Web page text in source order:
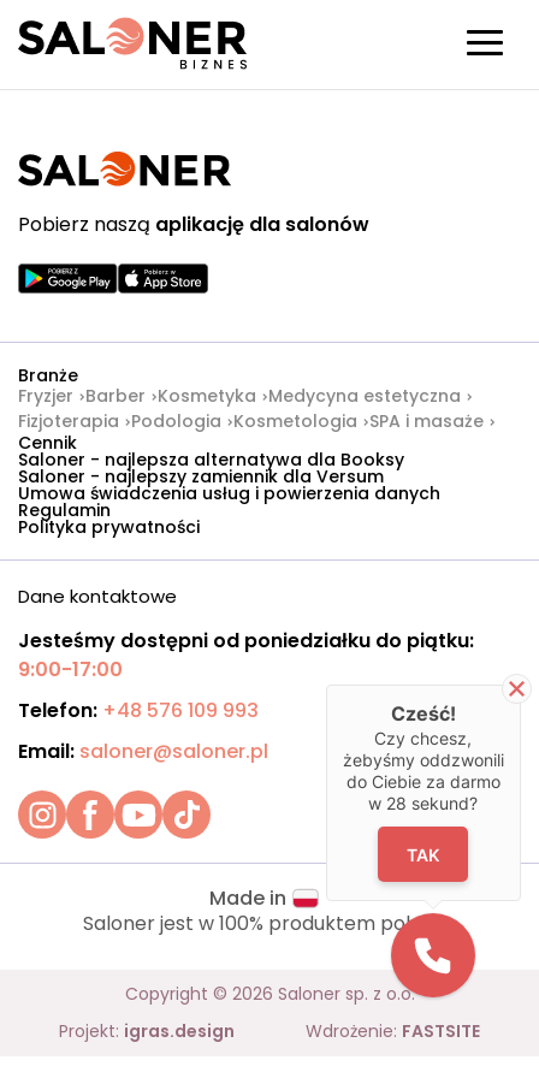
Pobierz naszą aplikację dla salonów
Branże
Fryzjer Barber Kosmetyka Medycyna estetyczna
Fizjoterapia Podologia Kosmetologia SPA i masaże
Cennik
Saloner - najlepsza alternatywa dla Booksy
Saloner - najlepszy zamiennik dla Versum
Umowa świadczenia usług i powierzenia danych
Regulamin
Polityka prywatności
Dane kontaktowe
Jesteśmy dostępni od poniedziałku do piątku:
9:00-17:00
Telefon: +48 576 109 993
Email: saloner@saloner.pl
Made in
Saloner jest w 100% produktem polskim.
Copyright © 2026 Saloner sp. z o.o.
Projekt: igras.design Wdrożenie: FASTSITE
Cześć!
Czy chcesz,
żebyśmy oddzwonili
do Ciebie za darmo
w 28 sekund?
TAK